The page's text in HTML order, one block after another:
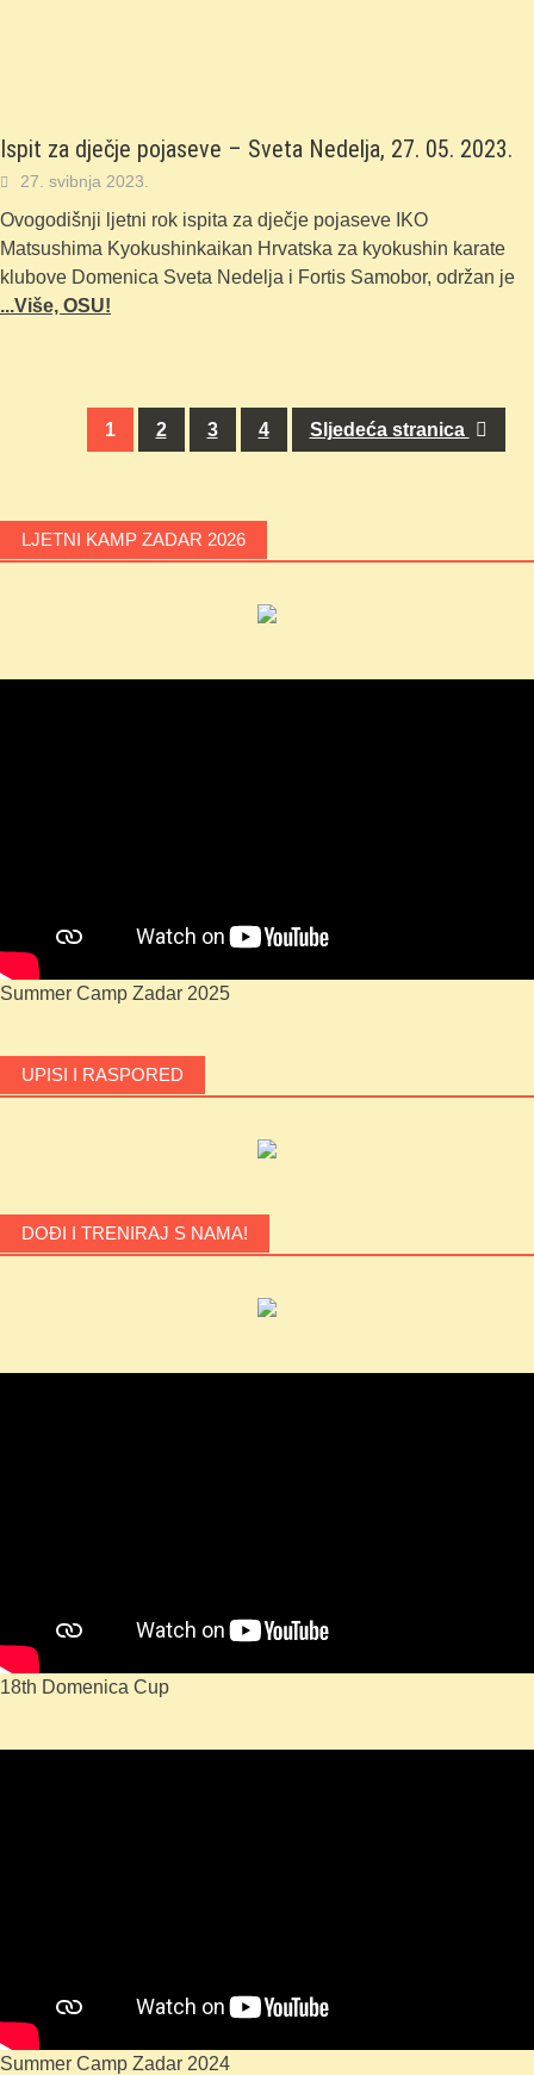
Ispit za dječje pojaseve – Sveta Nedelja, 27. 05. 2023.
27. svibnja 2023.
Ovogodišnji ljetni rok ispita za dječje pojaseve IKO
Matsushima Kyokushinkaikan Hrvatska za kyokushin karate
klubove Domenica Sveta Nedelja i Fortis Samobor, održan je
...Više, OSU!
1 2 3 4 Sljedeća stranica
LJETNI KAMP ZADAR 2026
Summer Camp Zadar 2025
UPISI I RASPORED
DOĐI I TRENIRAJ S NAMA!
18th Domenica Cup
Summer Camp Zadar 2024